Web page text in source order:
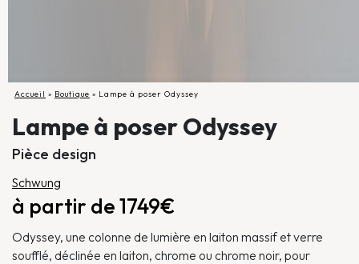
Accueil » Boutique » Lampe à poser Odyssey
Lampe à poser Odyssey
Pièce design
Schwung
à partir de 1749€
Odyssey, une colonne de lumière en laiton massif et verre
soufflé, déclinée en laiton, chrome ou chrome noir, pour